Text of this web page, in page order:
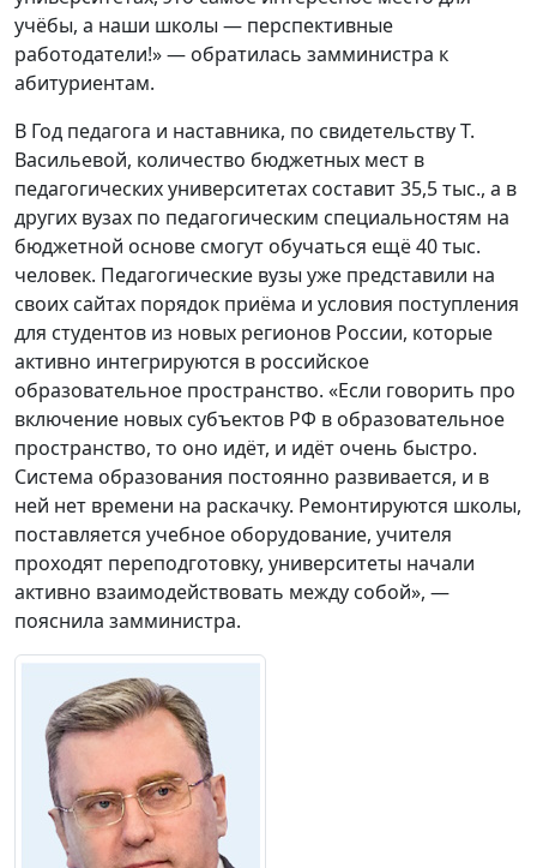
учёбы, а наши школы — перспективные
работодатели!» — обратилась замминистра к
абитуриентам.
В Год педагога и наставника, по свидетельству Т.
Васильевой, количество бюджетных мест в
педагогических университетах составит 35,5 тыс., а в
других вузах по педагогическим специальностям на
бюджетной основе смогут обучаться ещё 40 тыс.
человек. Педагогические вузы уже представили на
своих сайтах порядок приёма и условия поступления
для студентов из новых регионов России, которые
активно интегрируются в российское
образовательное пространство. «Если говорить про
включение новых субъектов РФ в образовательное
пространство, то оно идёт, и идёт очень быстро.
Система образования постоянно развивается, и в
ней нет времени на раскачку. Ремонтируются школы,
поставляется учебное оборудование, учителя
проходят переподготовку, университеты начали
активно взаимодействовать между собой», —
пояснила замминистра.